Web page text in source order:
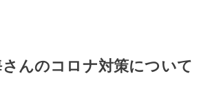
んのコロナ対策について